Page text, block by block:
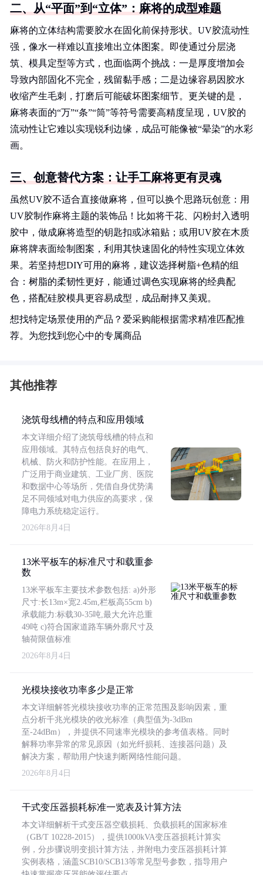
二、从“平面”到“立体”：麻将的成型难题
麻将的立体结构需要胶水在固化前保持形状。UV胶流动性
强，像水一样难以直接堆出立体图案。即使通过分层浇
筑、模具定型等方式，也面临两个挑战：一是厚度增加会
导致内部固化不完全，残留黏手感；二是边缘容易因胶水
收缩产生毛刺，打磨后可能破坏图案细节。更关键的是，
麻将表面的“万”“条”“筒”等符号需要高精度呈现，UV胶的
流动性让它难以实现锐利边缘，成品可能像被“晕染”的水彩
画。
三、创意替代方案：让手工麻将更有灵魂
虽然UV胶不适合直接做麻将，但可以换个思路玩创意：用
UV胶制作麻将主题的装饰品！比如将干花、闪粉封入透明
胶中，做成麻将造型的钥匙扣或冰箱贴；或用UV胶在木质
麻将牌表面绘制图案，利用其快速固化的特性实现立体效
果。若坚持想DIY可用的麻将，建议选择树脂+色精的组
合：树脂的柔韧性更好，能通过调色实现麻将的经典配
色，搭配硅胶模具更容易成型，成品耐摔又美观。
想找特定场景使用的产品？爱采购能根据需求精准匹配推
荐。为您找到您心中的专属商品
其他推荐
浇筑母线槽的特点和应用领域
本文详细介绍了浇筑母线槽的特点和
应用领域。其特点包括良好的电气、
机械、防火和防护性能。在应用上，
广泛用于商业建筑、工业厂房、医院
和数据中心等场所，凭借自身优势满
足不同领域对电力供应的高要求，保
障电力系统稳定运行。
2026年8月4日
13米平板车的标准尺寸和载重参
数
13米平板车主要技术参数包括: a)外形
尺寸:长13m×宽2.45m,栏板高55cm b)
承载能力:标载30-35吨,最大允许总重
49吨 c)符合国家道路车辆外廓尺寸及
轴荷限值标准
2026年8月4日
光模块接收功率多少是正常
本文详细解答光模块接收功率的正常范围及影响因素，重
点分析千兆光模块的收光标准（典型值为-3dBm
至-24dBm），并提供不同速率光模块的参考值表格。同时
解释功率异常的常见原因（如光纤损耗、连接器问题）及
解决方案，帮助用户快速判断网络性能问题。
2026年8月4日
干式变压器损耗标准一览表及计算方法
本文详细解析干式变压器空载损耗、负载损耗的国家标准
（GB/T 10228-2015），提供1000kVA变压器损耗计算实
例，分步骤说明变损计算方法，并附电力变压器损耗计算
实例表格，涵盖SCB10/SCB13等常见型号参数，指导用户